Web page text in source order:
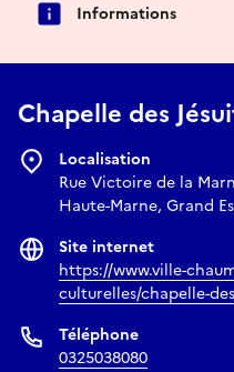
Informations
Chapelle des
Localisation
Rue Victoire de la
Haute-Marne, Grand
Site internet
https://www.ville-
culturelles/chapelle-
Téléphone
0325038080